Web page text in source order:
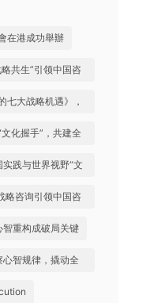
在港成功舉辦
共生”引领中国咨
七大战略机遇》，
化握手”，共建全
践与世界视野“文
略咨询引领中国咨
重构成破局关键
智规律，撬动全